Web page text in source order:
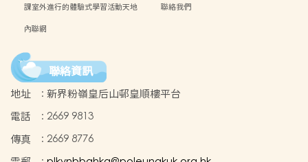
課室外進行的體驗式學習活動天地
聯絡我們
內聯網
聯絡資訊
地址 : 新界粉嶺皇后山邨皇順樓平台
電話
: 2669 9813
傳真
: 2669 8776